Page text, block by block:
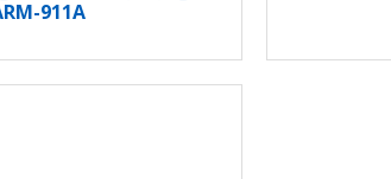
người nghe. Người trực micro không được
911A